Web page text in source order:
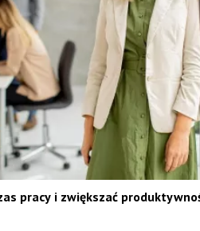
pracy i zwiększać